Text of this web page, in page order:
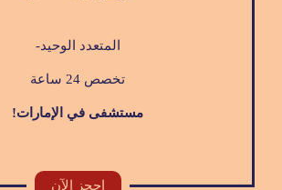
المتعدد الوحيد-
تخصص 24 ساعة
مستشفى في الإمارات!
احجز الآن